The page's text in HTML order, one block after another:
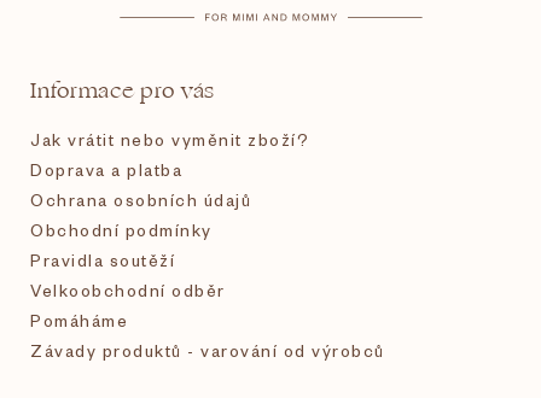
Informace pro vás
Jak vrátit nebo vyměnit zboží?
Doprava a platba
Ochrana osobních údajů
Obchodní podmínky
Pravidla soutěží
Velkoobchodní odběr
Pomáháme
Závady produktů - varování od výrobců